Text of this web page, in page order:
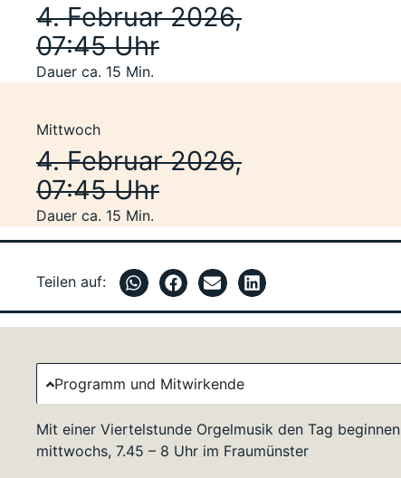
4. Februar 2026,
07:45 Uhr
Dauer ca. 15 Min.
Mittwoch
4. Februar 2026,
07:45 Uhr
Dauer ca. 15 Min.
Teilen auf:
Programm und Mitwirkende
Mit einer Viertelstunde Orgelmusik den Tag beginnen
mittwochs, 7.45 – 8 Uhr im Fraumünster